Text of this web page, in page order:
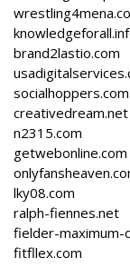
brand2lastio.com
socialhoppers.com
creativedream.net
n2315.com
getwebonline.com
lky08.com
ralph-fiennes.net
fielder-maximum-
fitfllex.com